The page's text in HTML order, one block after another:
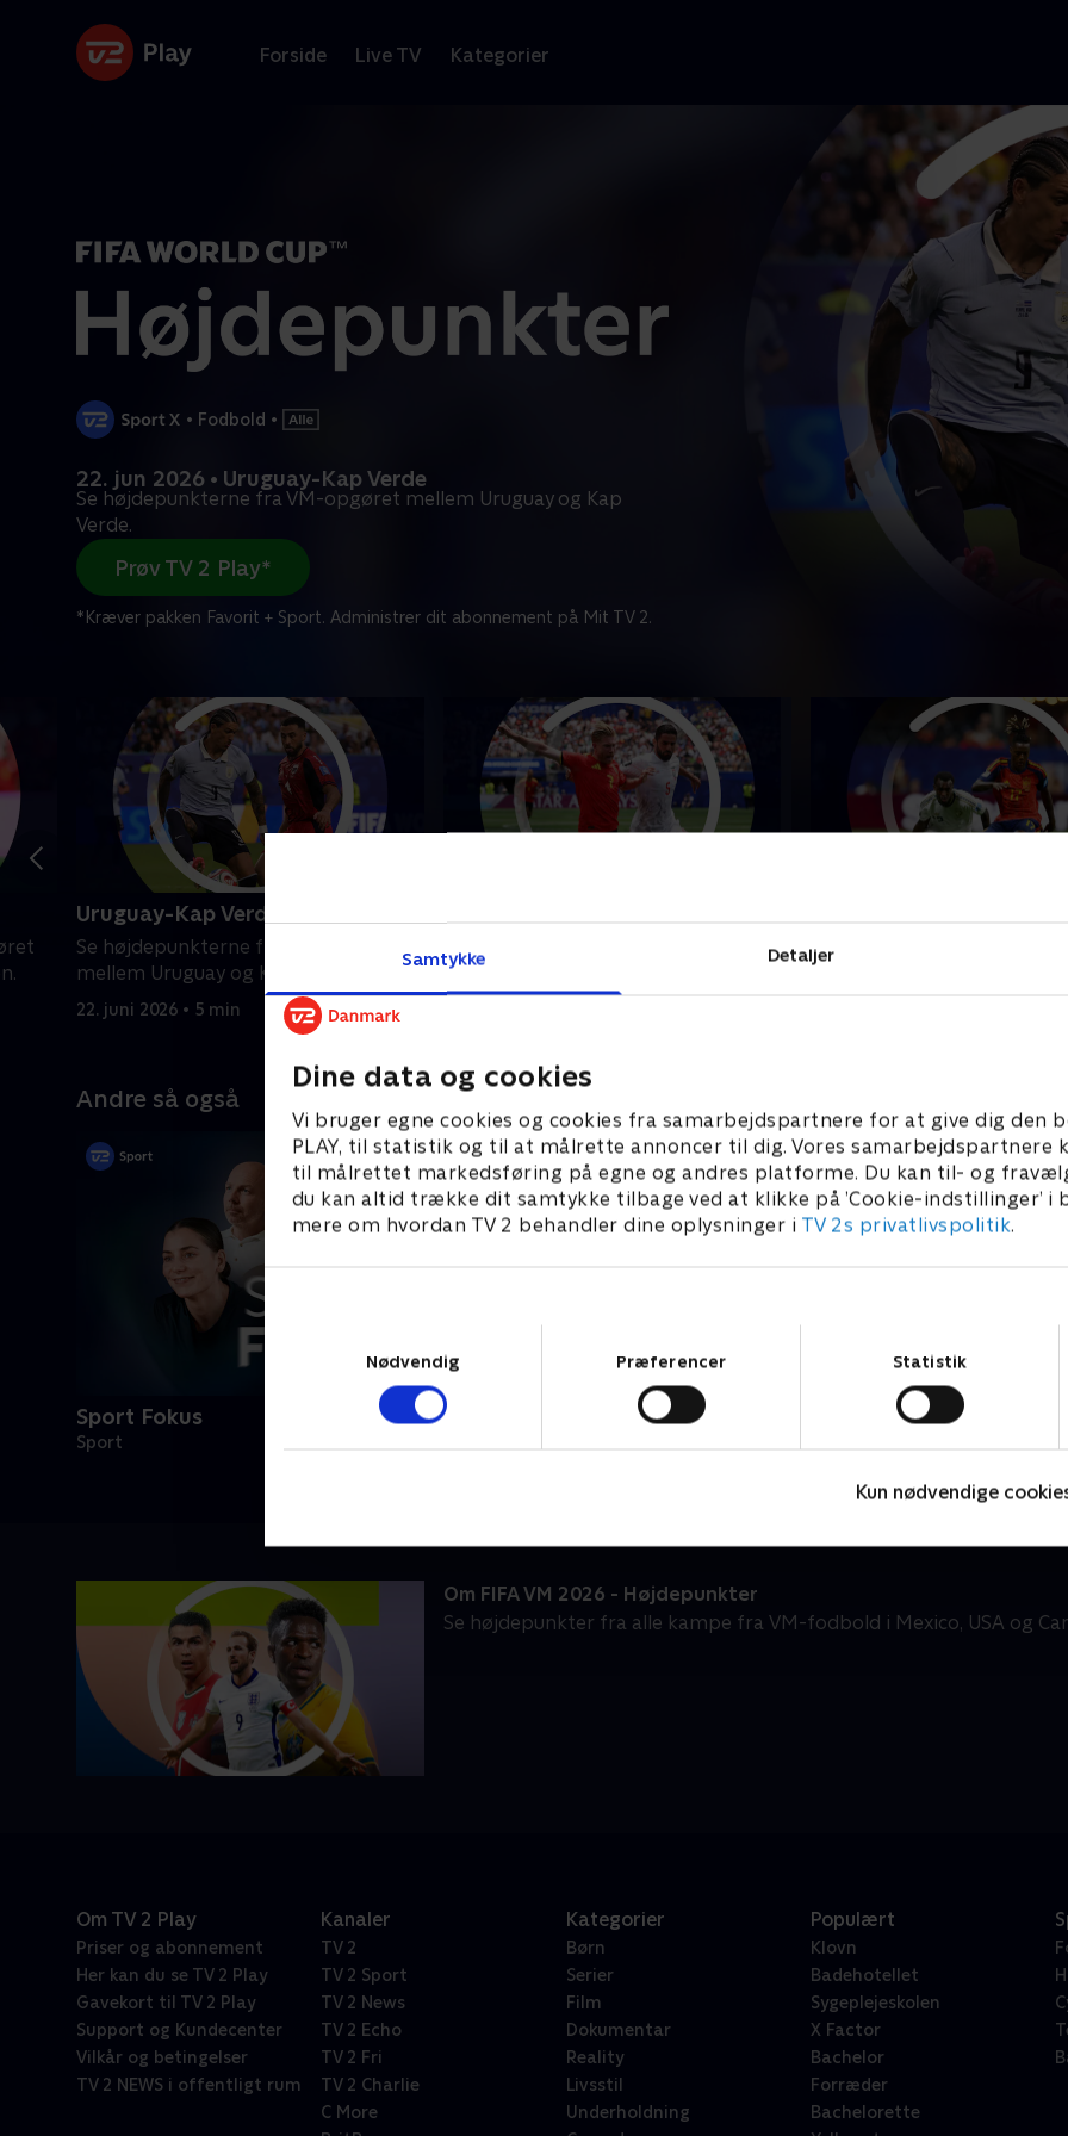
Samtykke Detaljer
Dine data og cookies
Vi bruger egne cookies og cookies fra samarbejdspartnere for at give dig den
PLAY, til statistik og til at målrette annoncer til dig. Vores samarbejdspartnere
til målrettet markedsføring på egne og andres platforme. Du kan til- og
du kan altid trække dit samtykke tilbage ved at klikke på ’Cookie-indstillinger’ i
mere om hvordan TV 2 behandler dine oplysninger i TV 2s privatlivspolitik.
Nødvendig
Præferencer Statistik
Kun nødvendige
Forside Live TV Kategorier
• Fodbold •
22. jun 2026 • Uruguay-Kap Verde
Se højdepunkterne fra VM-opgøret mellem Uruguay og Kap
Verde.
Prøv TV 2 Play*
*Kræver pakken Favorit + Sport. Administrer dit abonnement på Mit TV 2.
Uruguay-Kap Verde
Se højdepunkterne fra VM-opgøret
mellem Uruguay og Kap Verde.
22. juni 2026 • 5 min
Se højdepunkterne fra VM-opgøret
mellem Belgien og Iran.
Se højdepunkterne fra VM-
Andre så også
Sport Fokus
Sport
Højdepunkter
Om FIFA VM 2026 - Højdepunkter
Se højdepunkter fra alle kampe fra VM-fodbold i Mexico, USA og
Om TV 2 Play
Priser og abonnement
Her kan du se TV 2 Play
Gavekort til TV 2 Play
Support og Kundecenter
Vilkår og betingelser
TV 2 NEWS i offentligt rum
Kanaler
TV 2
TV 2 Sport
TV 2 News
TV 2 Echo
TV 2 Fri
TV 2 Charlie
C More
Kategorier
Børn
Serier
Film
Dokumentar
Reality
Livsstil
Underholdning
Populært
Klovn
Badehotellet
Sygeplejeskolen
X Factor
Bachelor
Forræder
Bachelorette